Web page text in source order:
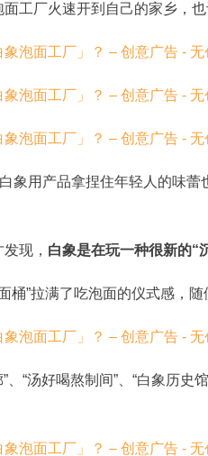
工厂火速开到自己的家乡，也
象用产品拿捏住年轻人的味
现， 白象是在玩一种很新的“
桶”拉满了吃泡面的仪式感，
、“汤好喝熬制间”、“白象历